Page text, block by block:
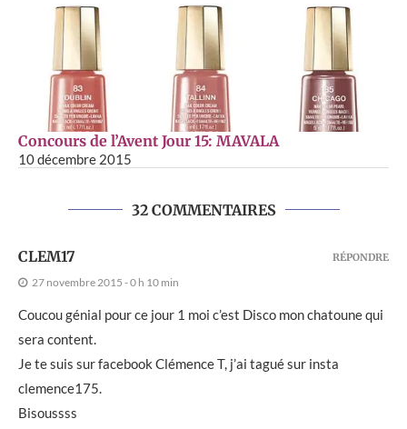
Concours de l’Avent Jour 15: MAVALA
10 décembre 2015
32 COMMENTAIRES
CLEM17
27 novembre 2015 - 0 h 10 min
Coucou génial pour ce jour 1 moi c’est Disco mon chatoune qui
sera content.
Je te suis sur facebook Clémence T, j’ai tagué sur insta
clemence175.
Bisoussss
RÉPONDRE